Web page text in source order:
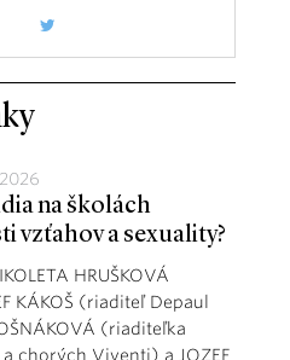
na školách
vzťahov a sexuality?
HRUŠKOVÁ
KÁKOŠ (riaditeľ Depaul
(riaditeľka
chorých Viventi) a JOZEF